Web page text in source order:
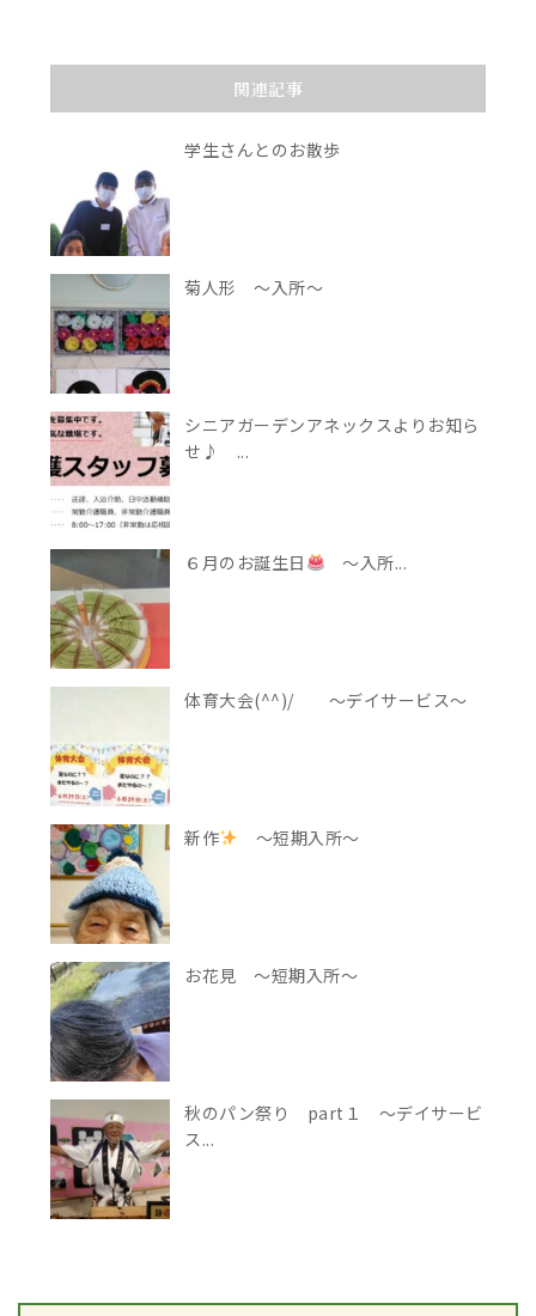
関連記事
学生さんとのお散歩
菊人形 ～入所～
シニアガーデンアネックスよりお知ら
せ♪ ...
６月のお誕生日 ～入所...
体育大会(^^)/ ～デイサービス～
新作 ～短期入所～
お花見 ～短期入所～
秋のパン祭り part１ ～デイサービ
ス...